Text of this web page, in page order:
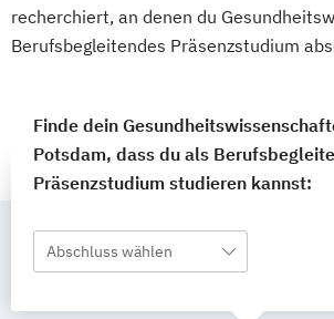
recherchiert, an denen du
Berufsbegleitendes Präsenzstudium
Finde dein
Potsdam, dass du als
Präsenzstudium studieren kannst:
Abschluss wählen